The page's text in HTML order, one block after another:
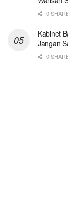
0
Kabinet
Jangan
0